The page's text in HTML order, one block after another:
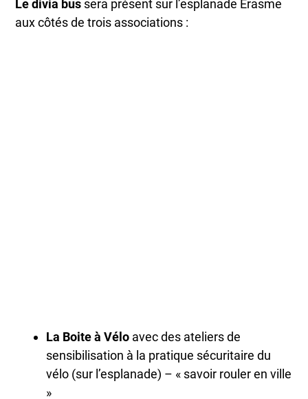
Le divia bus sera présent sur l’esplanade Erasme
aux côtés de trois associations :
La Boite à Vélo avec des ateliers de
sensibilisation à la pratique sécuritaire du
vélo (sur l’esplanade) – « savoir rouler en ville
»